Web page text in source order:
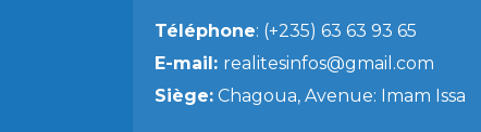
Téléphone: (+235) 63 63 93 65
E-mail: realitesinfos@gmail.com
Siège: Chagoua, Avenue: Imam Issa